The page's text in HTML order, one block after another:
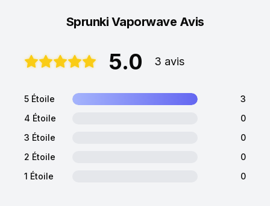
Sprunki Vaporwave Avis
5.0 3 avis
5 Étoile
3
4 Étoile
0
3 Étoile
0
2 Étoile
0
1 Étoile
0